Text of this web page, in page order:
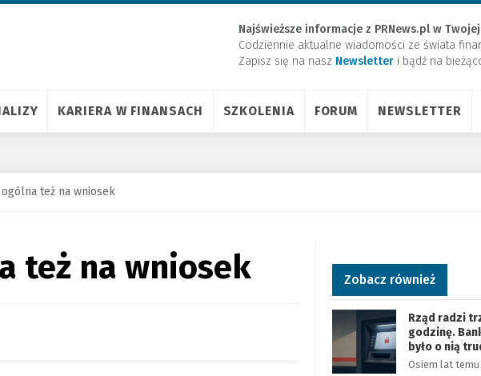
Najświeższe informacje z PRNews.pl w
Codziennie aktualne wiadomości ze świata
Zapisz się na nasz Newsletter ​i bądź na
KARIERA W FINANSACH SZKOLENIA FORUM NEWSLETTER
też na wniosek
też na wniosek Zobacz również
Rząd radzi
godzinę.
było o nią
Osiem lat temu